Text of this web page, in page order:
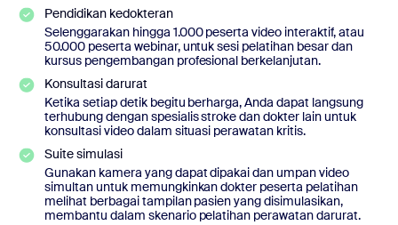
Pendidikan kedokteran
Selenggarakan hingga 1.000 peserta video interaktif, atau
50.000 peserta webinar, untuk sesi pelatihan besar dan
kursus pengembangan profesional berkelanjutan.
Konsultasi darurat
Ketika setiap detik begitu berharga, Anda dapat langsung
terhubung dengan spesialis stroke dan dokter lain untuk
konsultasi video dalam situasi perawatan kritis.
Suite simulasi
Gunakan kamera yang dapat dipakai dan umpan video
simultan untuk memungkinkan dokter peserta pelatihan
melihat berbagai tampilan pasien yang disimulasikan,
membantu dalam skenario pelatihan perawatan darurat.